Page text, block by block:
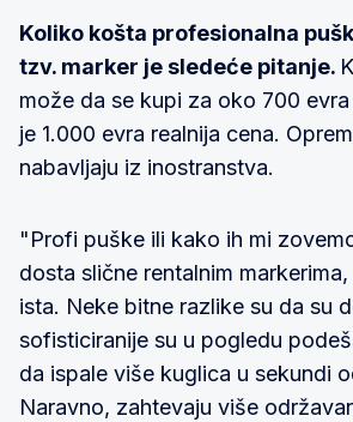
Koliko košta profesionalna
tzv. marker je sledeće pitanje.
može da se kupi za oko 700
je 1.000 evra realnija cena.
nabavljaju iz inostranstva.
"Profi puške ili kako ih mi
dosta slične rentalnim
ista. Neke bitne razlike su da su
sofisticiranije su u pogledu
da ispale više kuglica u sekundi
Naravno, zahtevaju više